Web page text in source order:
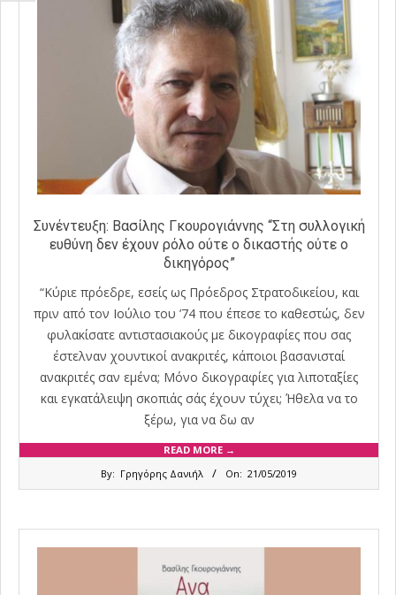
Συνέντευξη: Βασίλης Γκουρογιάννης “Στη συλλογική
ευθύνη δεν έχουν ρόλο ούτε ο δικαστής ούτε ο
δικηγόρος”
“Κύριε πρόεδρε, εσείς ως Πρόεδρος Στρατοδικείου, και
πριν από τον Ιούλιο του ’74 που έπεσε το καθεστώς, δεν
φυλακίσατε αντιστασιακούς με δικογραφίες που σας
έστελναν χουντικοί ανακριτές, κάποιοι βασανισταί
ανακριτές σαν εμένα; Μόνο δικογραφίες για λιποταξίες
και εγκατάλειψη σκοπιάς σάς έχουν τύχει; Ήθελα να το
ξέρω, για να δω αν
READ MORE →
By: Γρηγόρης Δανιήλ On: 21/05/2019